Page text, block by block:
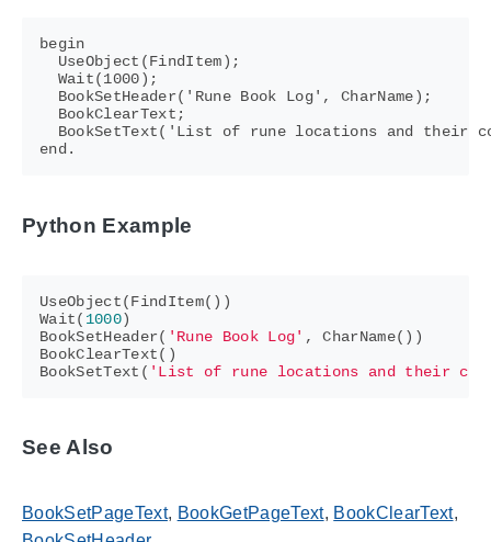
begin
  UseObject(FindItem);
  Wait(1000);
  BookSetHeader('Rune Book Log', CharName);
  BookClearText;
BookSetText('List of rune locations and their
Python Example
UseObject(FindItem())
Wait( 1000)
BookSetHeader( 'Rune Book Log' , CharName())
BookClearText()
BookSetText ( 'List of rune locations and their
See Also
BookSetPageText, BookGetPageText, BookClearText,